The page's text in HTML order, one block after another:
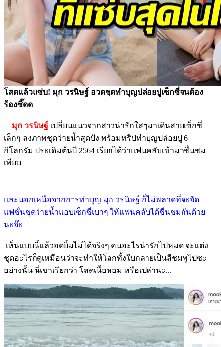
โสดแล้วแซ่บ! มุก วรนิษฐ์ อวดชุดทำบุญปล่อยปูเซ็กซี่จนต้อง
ร้องซี๊ดด
มุก วรนิษฐ์ เปลี่ยนแนวจากสาวน่ารักใสๆมาเดินสายเซ็กซี่
เล็กๆ ลงภาพชุดว่ายน้ำสุดปัง พร้อมทริปทำบุญปล่อยปู 6
กิโลกรัม ประเดิมต้นปี 2564 เรียกได้ว่าแฟนคลับเข้ามาชื่นชม
เพียบ
และนอกเหนือจากการทำบุญ มุก วรนิษฐ์ ก็ไม่พลาดที่จะจัด
แฟชั่นชุดว่ายน้ำแอบเซ็กซี่เบาๆ ให้แฟนคลับได้ชื่นชมกันด้วย
นะจ๊ะ
เห็นแบบนี้แล้วอดยิ้มไม่ได้จริงๆ คนอะไรน่ารักไปหมด จะแต่ง
ชุดอะไรก็ดูเหมือนว่าจะทำให้โลกทั้งใบกลายเป็นสีชมพูไปซะ
อย่างนั้น นี่เขาเรียกว่า โสดเนื้อหอม หรือเปล่านะ...